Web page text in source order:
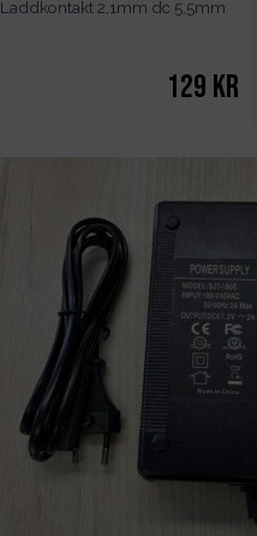
Laddkontakt 2,1mm dc 5,5mm
129 kr